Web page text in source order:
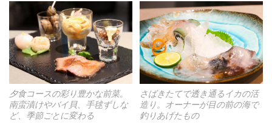
さばきたてで透き通るイカの活
造り。オーナーが目の前の海で
釣りあげたもの
夕食コースの彩り豊かな前菜。
南蛮漬けやバイ貝、手毬ずしな
ど、季節ごとに変わる